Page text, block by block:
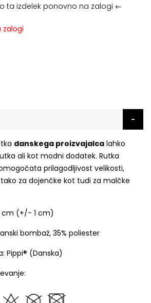
ta izdelek ponovno na zalogi ←
zalogi
danskega proizvajalcalahko
ali kot modni dodatek. Rutka
prilagodljivost velikosti,
za dojenčke kot tudi za malčke
cm (+/- 1 cm)
bombaž, 35% poliester
Pippi® (Danska)